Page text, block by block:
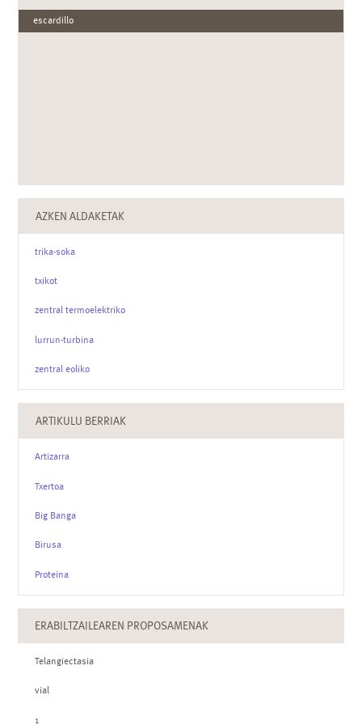
escardillo
AZKEN ALDAKETAK
trika-soka
txikot
zentral termoelektriko
lurrun-turbina
zentral eoliko
ARTIKULU BERRIAK
Artizarra
Txertoa
Big Banga
Birusa
Proteina
ERABILTZAILEAREN PROPOSAMENAK
Telangiectasia
vial
1